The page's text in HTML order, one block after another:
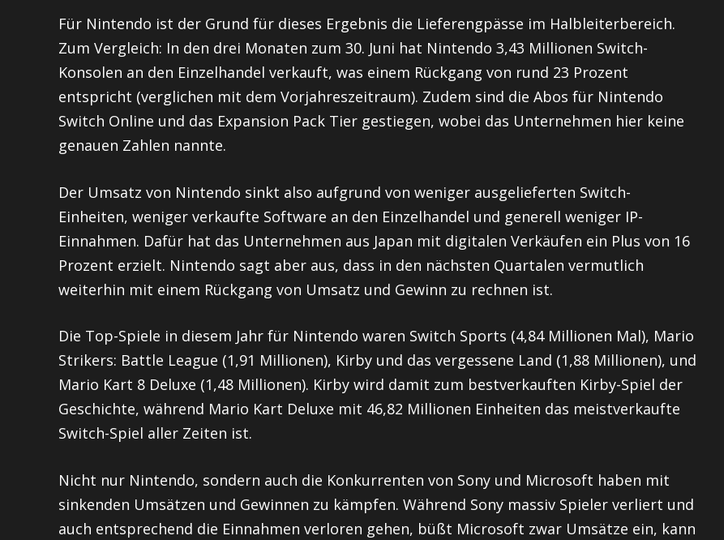
Für Nintendo ist der Grund für dieses Ergebnis die Lieferengpässe im Halbleiterbereich.
Zum Vergleich: In den drei Monaten zum 30. Juni hat Nintendo 3,43 Millionen Switch-
Konsolen an den Einzelhandel verkauft, was einem Rückgang von rund 23 Prozent
entspricht (verglichen mit dem Vorjahreszeitraum). Zudem sind die Abos für Nintendo
Switch Online und das Expansion Pack Tier gestiegen, wobei das Unternehmen hier keine
genauen Zahlen nannte.
Der Umsatz von Nintendo sinkt also aufgrund von weniger ausgelieferten Switch-
Einheiten, weniger verkaufte Software an den Einzelhandel und generell weniger IP-
Einnahmen. Dafür hat das Unternehmen aus Japan mit digitalen Verkäufen ein Plus von 16
Prozent erzielt. Nintendo sagt aber aus, dass in den nächsten Quartalen vermutlich
weiterhin mit einem Rückgang von Umsatz und Gewinn zu rechnen ist.
Die Top-Spiele in diesem Jahr für Nintendo waren Switch Sports (4,84 Millionen Mal), Mario
Strikers: Battle League (1,91 Millionen), Kirby und das vergessene Land (1,88 Millionen), und
Mario Kart 8 Deluxe (1,48 Millionen). Kirby wird damit zum bestverkauften Kirby-Spiel der
Geschichte, während Mario Kart Deluxe mit 46,82 Millionen Einheiten das meistverkaufte
Switch-Spiel aller Zeiten ist.
Nicht nur Nintendo, sondern auch die Konkurrenten von Sony und Microsoft haben mit
sinkenden Umsätzen und Gewinnen zu kämpfen. Während Sony massiv Spieler verliert und
auch entsprechend die Einnahmen verloren gehen, büßt Microsoft zwar Umsätze ein, kann